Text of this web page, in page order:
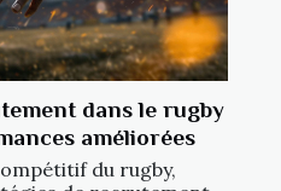
dans le rugby
améliorées
du rugby,